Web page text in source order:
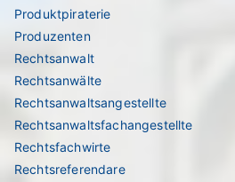
Produktpiraterie
Produzenten
Rechtsanwalt
Rechtsanwälte
Rechtsanwaltsangestellte
Rechtsanwaltsfachangestellte
Rechtsfachwirte
Rechtsreferendare